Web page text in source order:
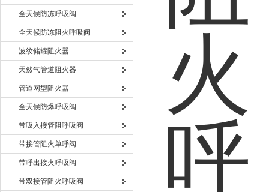
全天候防冻呼吸阀
全天候防冻阻火呼吸阀
波纹储罐阻火器
天然气管道阻火器
管道网型阻火器
全天候防爆呼吸阀
带吸入接管阻呼吸阀
带接管阻火单呼阀
带呼出接火呼吸阀
带双接管阻火呼吸阀